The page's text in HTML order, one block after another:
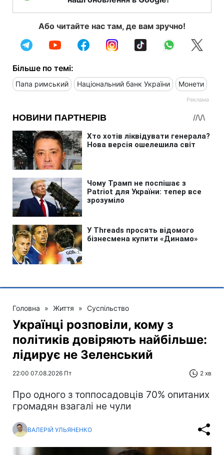
Або читайте нас там, де вам зручно!
Більше по темі:
Папа римський Національний банк України Монети
Головна » Життя » Суспільство
Українці розповіли, кому з
політиків довіряють найбільше:
лідирує не Зеленський
22:00 07.08.2026 Пт 2 хв
Про одного з топпосадовців 70% опитаних
громадян взагалі не чули
ВАЛЕРІЙ УЛЬЯНЕНКО